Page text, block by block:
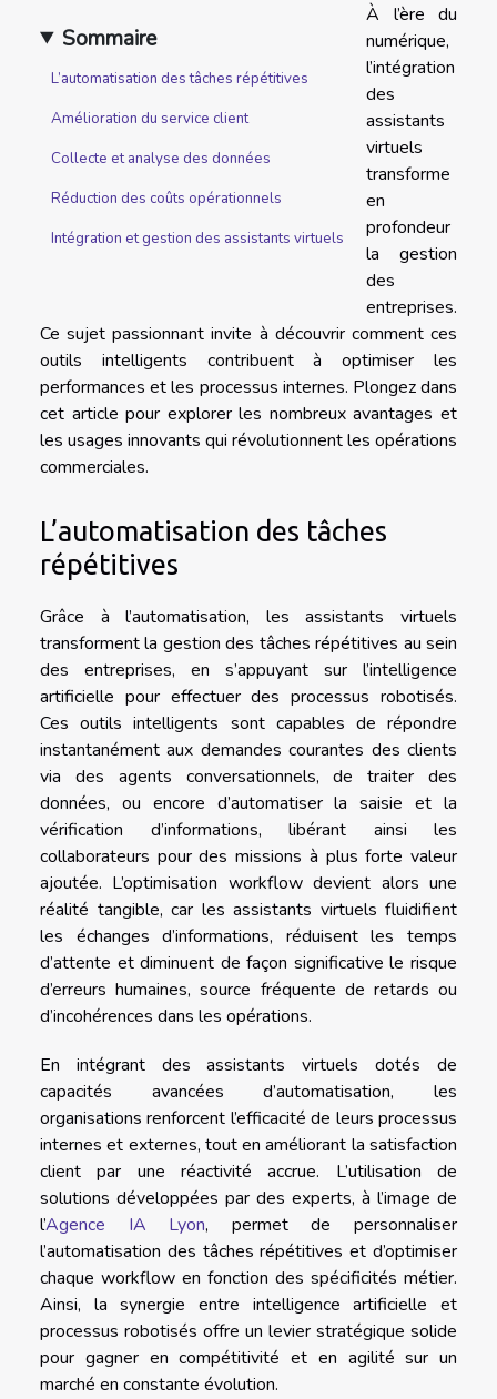
Sommaire
L’automatisation des tâches répétitives
Amélioration du service client
Collecte et analyse des données
Réduction des coûts opérationnels
Intégration et gestion des assistants virtuels
À l’ère du
numérique,
l’intégration
des
assistants
virtuels
transforme
en
profondeur
la gestion
des
entreprises.
Ce sujet passionnant invite à découvrir comment ces
outils intelligents contribuent à optimiser les
performances et les processus internes. Plongez dans
cet article pour explorer les nombreux avantages et
les usages innovants qui révolutionnent les opérations
commerciales.
L’automatisation des tâches
répétitives
Grâce à l’automatisation, les assistants virtuels
transforment la gestion des tâches répétitives au sein
des entreprises, en s’appuyant sur l’intelligence
artificielle pour effectuer des processus robotisés.
Ces outils intelligents sont capables de répondre
instantanément aux demandes courantes des clients
via des agents conversationnels, de traiter des
données, ou encore d’automatiser la saisie et la
vérification d’informations, libérant ainsi les
collaborateurs pour des missions à plus forte valeur
ajoutée. L’optimisation workflow devient alors une
réalité tangible, car les assistants virtuels fluidifient
les échanges d’informations, réduisent les temps
d’attente et diminuent de façon significative le risque
d’erreurs humaines, source fréquente de retards ou
d’incohérences dans les opérations.
En intégrant des assistants virtuels dotés de
capacités avancées d’automatisation, les
organisations renforcent l’efficacité de leurs processus
internes et externes, tout en améliorant la satisfaction
client par une réactivité accrue. L’utilisation de
solutions développées par des experts, à l’image de
l’Agence IA Lyon, permet de personnaliser
l’automatisation des tâches répétitives et d’optimiser
chaque workflow en fonction des spécificités métier.
Ainsi, la synergie entre intelligence artificielle et
processus robotisés offre un levier stratégique solide
pour gagner en compétitivité et en agilité sur un
marché en constante évolution.